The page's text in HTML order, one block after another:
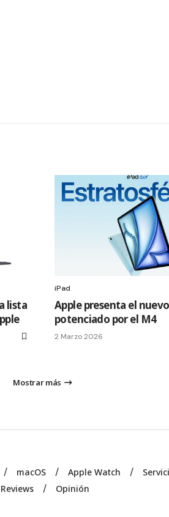
lista
iPad
Apple presenta el
potenciado por el M4
2 Marzo 2026
Mostrar más
macOS Apple Watch
Reviews Opinión